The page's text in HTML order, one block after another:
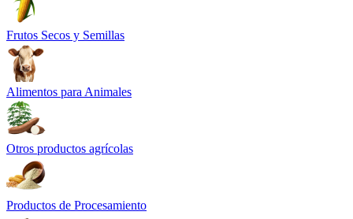
Frutos Secos y Semillas
Alimentos para Animales
Otros productos agrícolas
Productos de Procesamiento